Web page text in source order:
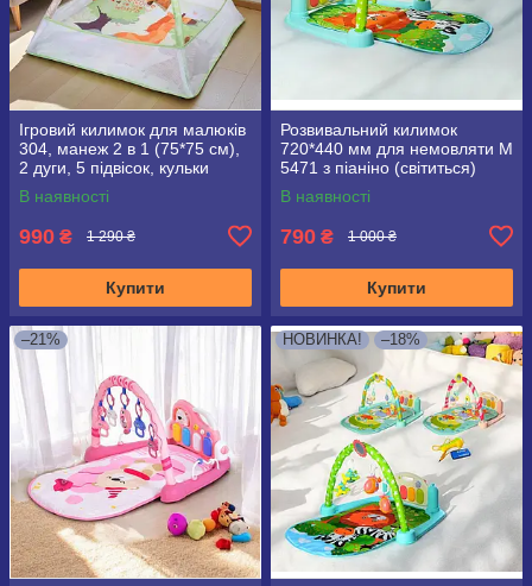
Ігровий килимок для малюків
304, манеж 2 в 1 (75*75 см),
2 дуги, 5 підвісок, кульки
В наявності
990 ₴ 1 290 ₴
Купити
Розвивальний килимок
720*440 мм для немовляти M
5471 з піаніно (світиться)
В наявності
790 ₴ 1 000 ₴
Купити
–21% НОВИНКА! –18%